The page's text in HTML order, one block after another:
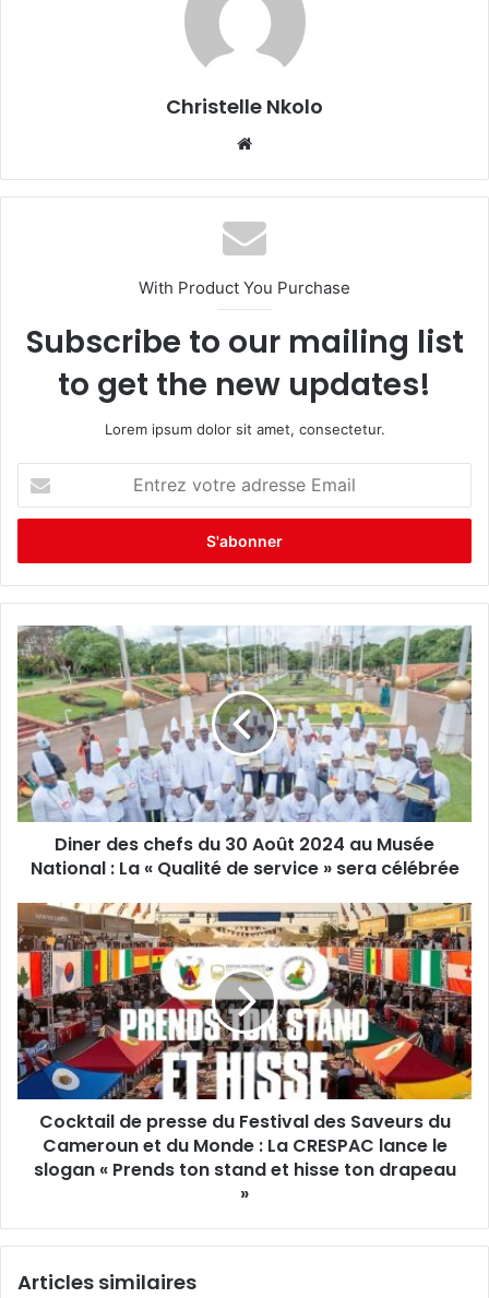
Christelle Nkolo
te
With Product You Purchase
Subscribe to our mailing list
to get the new updates!
Lorem ipsum dolor sit amet, consectetur.
t
e
z
o
t
r
e
a
d
r
e
s
m
a
i
l
Diner des chefs du 30 Août 2024 au Musée
National : La « Qualité de service » sera célébrée
Cocktail de presse du Festival des Saveurs du
Cameroun et du Monde : La CRESPAC lance le
slogan « Prends ton stand et hisse ton drapeau
»
Articles similaires